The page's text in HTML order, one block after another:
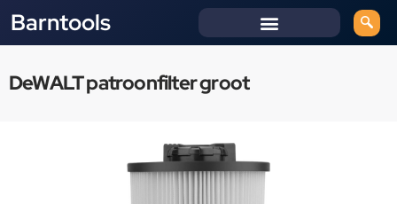
Barntools
DeWALT patroonfilter groot